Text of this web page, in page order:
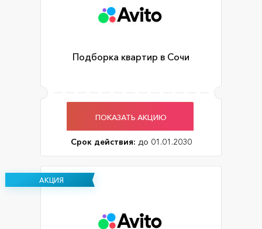
Подборка квартир в Сочи
ПОКАЗАТЬ АКЦИЮ
Срок действия: до 01.01.2030
АКЦИЯ